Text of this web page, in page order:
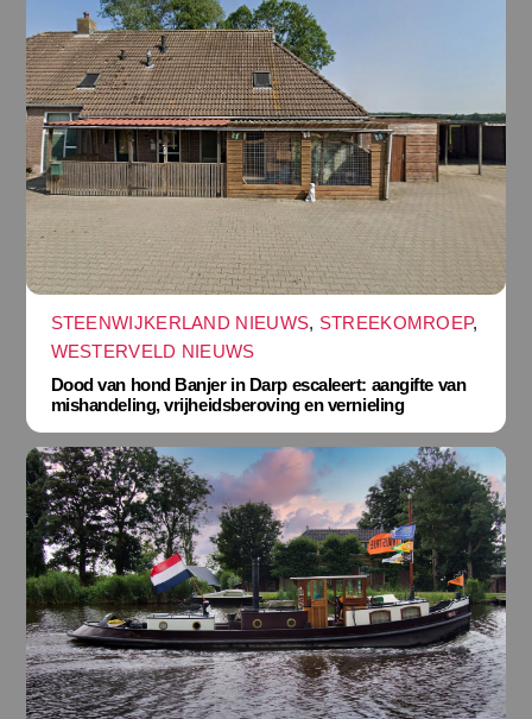
STEENWIJKERLAND NIEUWS, STREEKOMROEP,
WESTERVELD NIEUWS
Dood van hond Banjer in Darp escaleert: aangifte van
mishandeling, vrijheidsberoving en vernieling